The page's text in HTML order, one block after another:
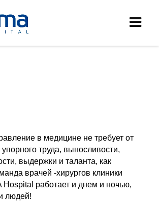
в медицине не требует от
упорного труда, выносливости,
выдержки и таланта, как
врачей -хирургов клиники
Hospital работает и днем и ночью,
людей!